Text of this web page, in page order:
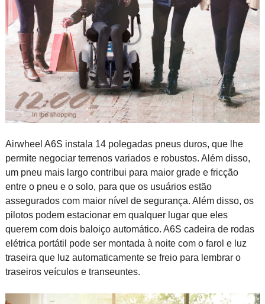
Airwheel A6S instala 14 polegadas pneus duros, que lhe
permite negociar terrenos variados e robustos. Além disso,
um pneu mais largo contribui para maior grade e fricção
entre o pneu e o solo, para que os usuários estão
assegurados com maior nível de segurança. Além disso, os
pilotos podem estacionar em qualquer lugar que eles
querem com dois baloiço automático. A6S cadeira de rodas
elétrica portátil pode ser montada à noite com o farol e luz
traseira que luz automaticamente se freio para lembrar o
traseiros veículos e transeuntes.